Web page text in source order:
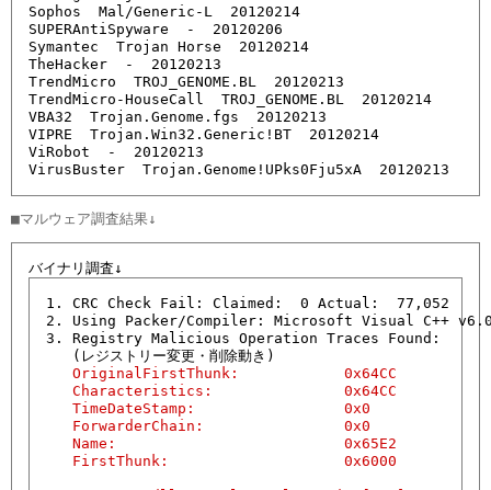
Sophos  Mal/Generic-L  20120214
SUPERAntiSpyware  -  20120206
Symantec  Trojan Horse  20120214
TheHacker  -  20120213
TrendMicro  TROJ_GENOME.BL  20120213
TrendMicro-HouseCall  TROJ_GENOME.BL  20120214
VBA32  Trojan.Genome.fgs  20120213
VIPRE  Trojan.Win32.Generic!BT  20120214
ViRobot  -  20120213
1. CRC Check Fail: Claimed:  0 Actual:  77,052
2. Using Packer/Compiler: Microsoft Visual C++
3. Registry Malicious Operation Traces Found:
   OriginalFirstThunk:            0x64CC
   Characteristics:               0x64CC
   TimeDateStamp:                 0x0
   ForwarderChain:                0x0
   Name:                          0x65E2
   FirstThunk:                    0x6000